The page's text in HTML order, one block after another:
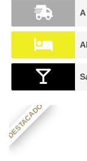
DESTACADO